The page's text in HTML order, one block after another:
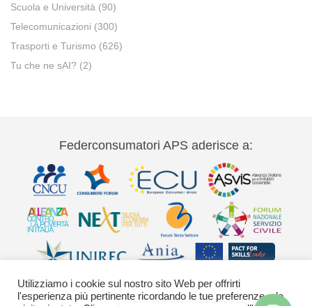
Scuola e Università (90)
Telecomunicazioni (300)
Trasporti e Turismo (626)
Tu che ne sAI? (2)
Federconsumatori APS aderisce a:
Utilizziamo i cookie sul nostro sito Web per offrirti
l'esperienza più pertinente ricordando le tue preferenze e le